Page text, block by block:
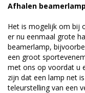
Afhalen
Het is mogelijk om bij
er nu eenmaal grote
beamerlamp,
een groot
met ons op voordat u
zijn dat een lamp net
teleurstelling van een